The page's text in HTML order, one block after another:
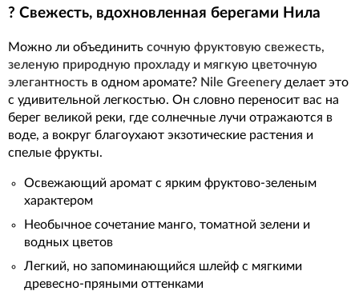
? Свежесть, вдохновленная берегами Нила
Можно ли объединить сочную фруктовую свежесть,
зеленую природную прохладу и мягкую цветочную
элегантность в одном аромате? Nile Greenery делает это
с удивительной легкостью. Он словно переносит вас на
берег великой реки, где солнечные лучи отражаются в
воде, а вокруг благоухают экзотические растения и
спелые фрукты.
Освежающий аромат с ярким фруктово-зеленым
характером
Необычное сочетание манго, томатной зелени и
водных цветов
Легкий, но запоминающийся шлейф с мягкими
древесно-пряными оттенками